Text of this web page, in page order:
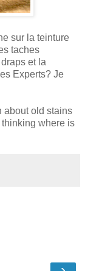
sur la teinture
taches
et la
Experts? Je
about old stains
thinking where is